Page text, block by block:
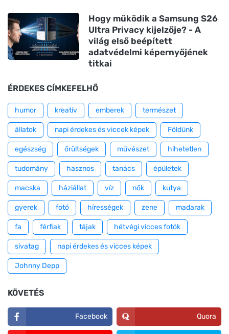
Hogy működik a Samsung S26
Ultra Privacy kijelzője? - A
világ első beépített
adatvédelmi képernyőjének
titkai
ÉRDEKES CÍMKEFELHŐ
humor kreatív emberek természet
állatok napi érdekes és viccek képek Földünk
egészség őrültségek művészet hihetetlen
tudomány hasznos tanács épületek
macska háziállat víz nők kutya
gyerek fotó hírességek zene madarak
fa férfiak tájak hétvégi vicces fotók
sivatag napi érdekes és vicces képek
Johnny Depp
KÖVETÉS
Facebook Quora